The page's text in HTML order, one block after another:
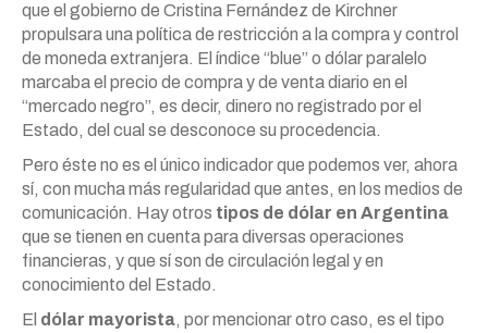
que el gobierno de Cristina Fernández de Kirchner
propulsara una política de restricción a la compra y control
de moneda extranjera. El índice “blue” o dólar paralelo
marcaba el precio de compra y de venta diario en el
“mercado negro”, es decir, dinero no registrado por el
Estado, del cual se desconoce su procedencia.
Pero éste no es el único indicador que podemos ver, ahora
sí, con mucha más regularidad que antes, en los medios de
comunicación. Hay otros tipos de dólar en Argentina
que se tienen en cuenta para diversas operaciones
financieras, y que sí son de circulación legal y en
conocimiento del Estado.
El dólar mayorista, por mencionar otro caso, es el tipo